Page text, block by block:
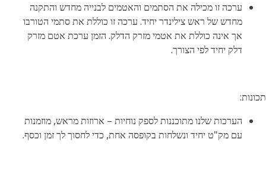
ערכה זו מכילה את הסתמים והאטמים לבנייה מחדש והתקנה
מחדש של ראש צילינדר יחיד. ערכה זו כוללת את סתמי הטורבו
אך אינה כוללת את אטמי מזרק הדלק. הזמן ערכת אטם מזרק
דלק יחיד לפי הצורך.
הערכות שלנו מתוכננות לספק נוחיות – ארוזות מראש, מוזמנות
עם מק"ט יחיד ונשלחות בקופסה אחת, כדי לחסוך לך זמן וכסף.